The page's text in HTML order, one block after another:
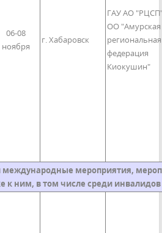
06-08
ноября
г. Хабаровск
ГАУ АО
ОО "Амурская
региональная
федерация
Киокушин"
международные мероприятия,
к ним, в том числе среди инвалидов